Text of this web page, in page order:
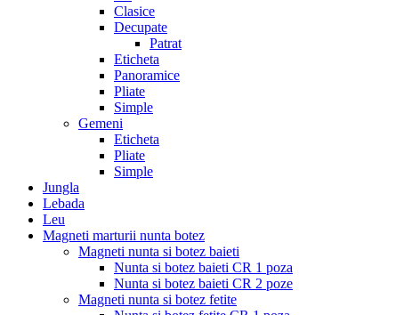
Clasice
Decupate
Patrat
Eticheta
Panoramice
Pliate
Simple
Gemeni
Eticheta
Pliate
Simple
Jungla
Lebada
Leu
Magneti marturii nunta botez
Magneti nunta si botez baieti
Nunta si botez baieti CR 1 poza
Nunta si botez baieti CR 2 poze
Magneti nunta si botez fetite